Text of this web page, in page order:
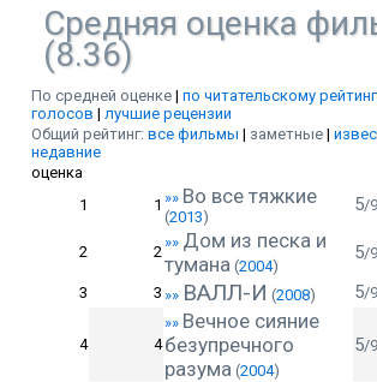
Средняя оценка
(8.36)
По средней оценке | по читательскому
голосов | лучшие рецензии
Общий рейтинг: все фильмы | заметные |
недавние
оценка
1
1 »» Во все тяжкие
(2013)
5/
2 2
»» Дом из песка и
тумана (2004)
5/
3 3 »» ВАЛЛ-И (2008) 5/
4 4
»» Вечное сияние
безупречного
разума (2004)
5/